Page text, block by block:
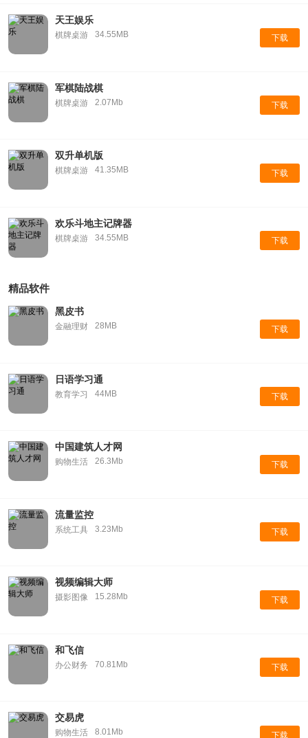
天王娱乐
棋牌桌游 34.55MB 下载
军棋陆战棋
棋牌桌游 2.07Mb 下载
双升单机版
棋牌桌游 41.35MB 下载
欢乐斗地主记牌器
棋牌桌游 34.55MB 下载
精品软件
黑皮书
金融理财 28MB 下载
日语学习通
教育学习 44MB 下载
中国建筑人才网
购物生活 26.3Mb 下载
流量监控
系统工具 3.23Mb 下载
视频编辑大师
摄影图像 15.28Mb 下载
和飞信
办公财务 70.81Mb 下载
交易虎
购物生活 8.01Mb 下载